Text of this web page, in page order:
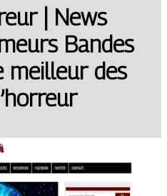
| News
Bandes
meilleur des